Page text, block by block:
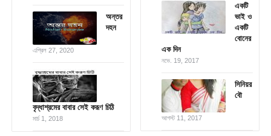
অন্তর
দহন
এপ্রিল 27, 2020
বৃদ্ধাশ্রমের বাবার সেই করূণ চিঠি
মার্চ 1, 2018
একটি
ভাই ও
একটি
বোনের
এক দিন
নভে. 19, 2017
সিনিয়র
বৌ
আগস্ট 11, 2017